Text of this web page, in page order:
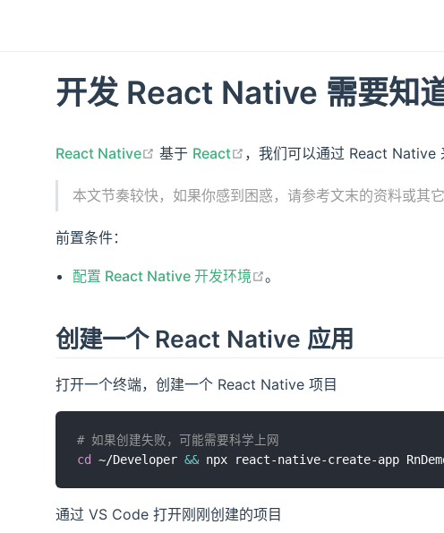
开发 React Native 需要知
React Native open in new window
基于 React open in new window
，我们可以通过 React Native
本文节奏较快，如果你感到困惑，请参考文末的资料或其
前置条件：
配置 React Native 开发环境 open in new window
。
创建一个 React Native 应用
打开一个终端，创建一个 React Native 项目
# 如果创建失败，可能需要科学上网
cd
~/Developer &&
通过 VS Code 打开刚刚创建的项目